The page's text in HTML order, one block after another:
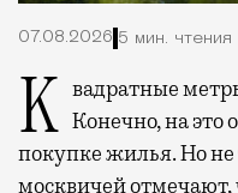
07.08.2026 5 мин. чтения
Квадратные метры, планировки, вид из окон. Конечно, на
покупке жилья. Но не
москвичей отмечают,